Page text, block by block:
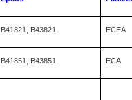
B41821, B43821 ECEA
B41851, B43851 ECA